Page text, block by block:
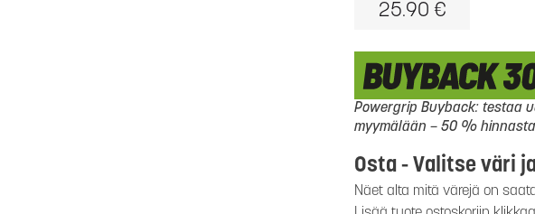
25.90 €
Powergrip Buyback: testaa
myymälään – 50 %
Osta - Valitse väri
Näet alta mitä värejä on